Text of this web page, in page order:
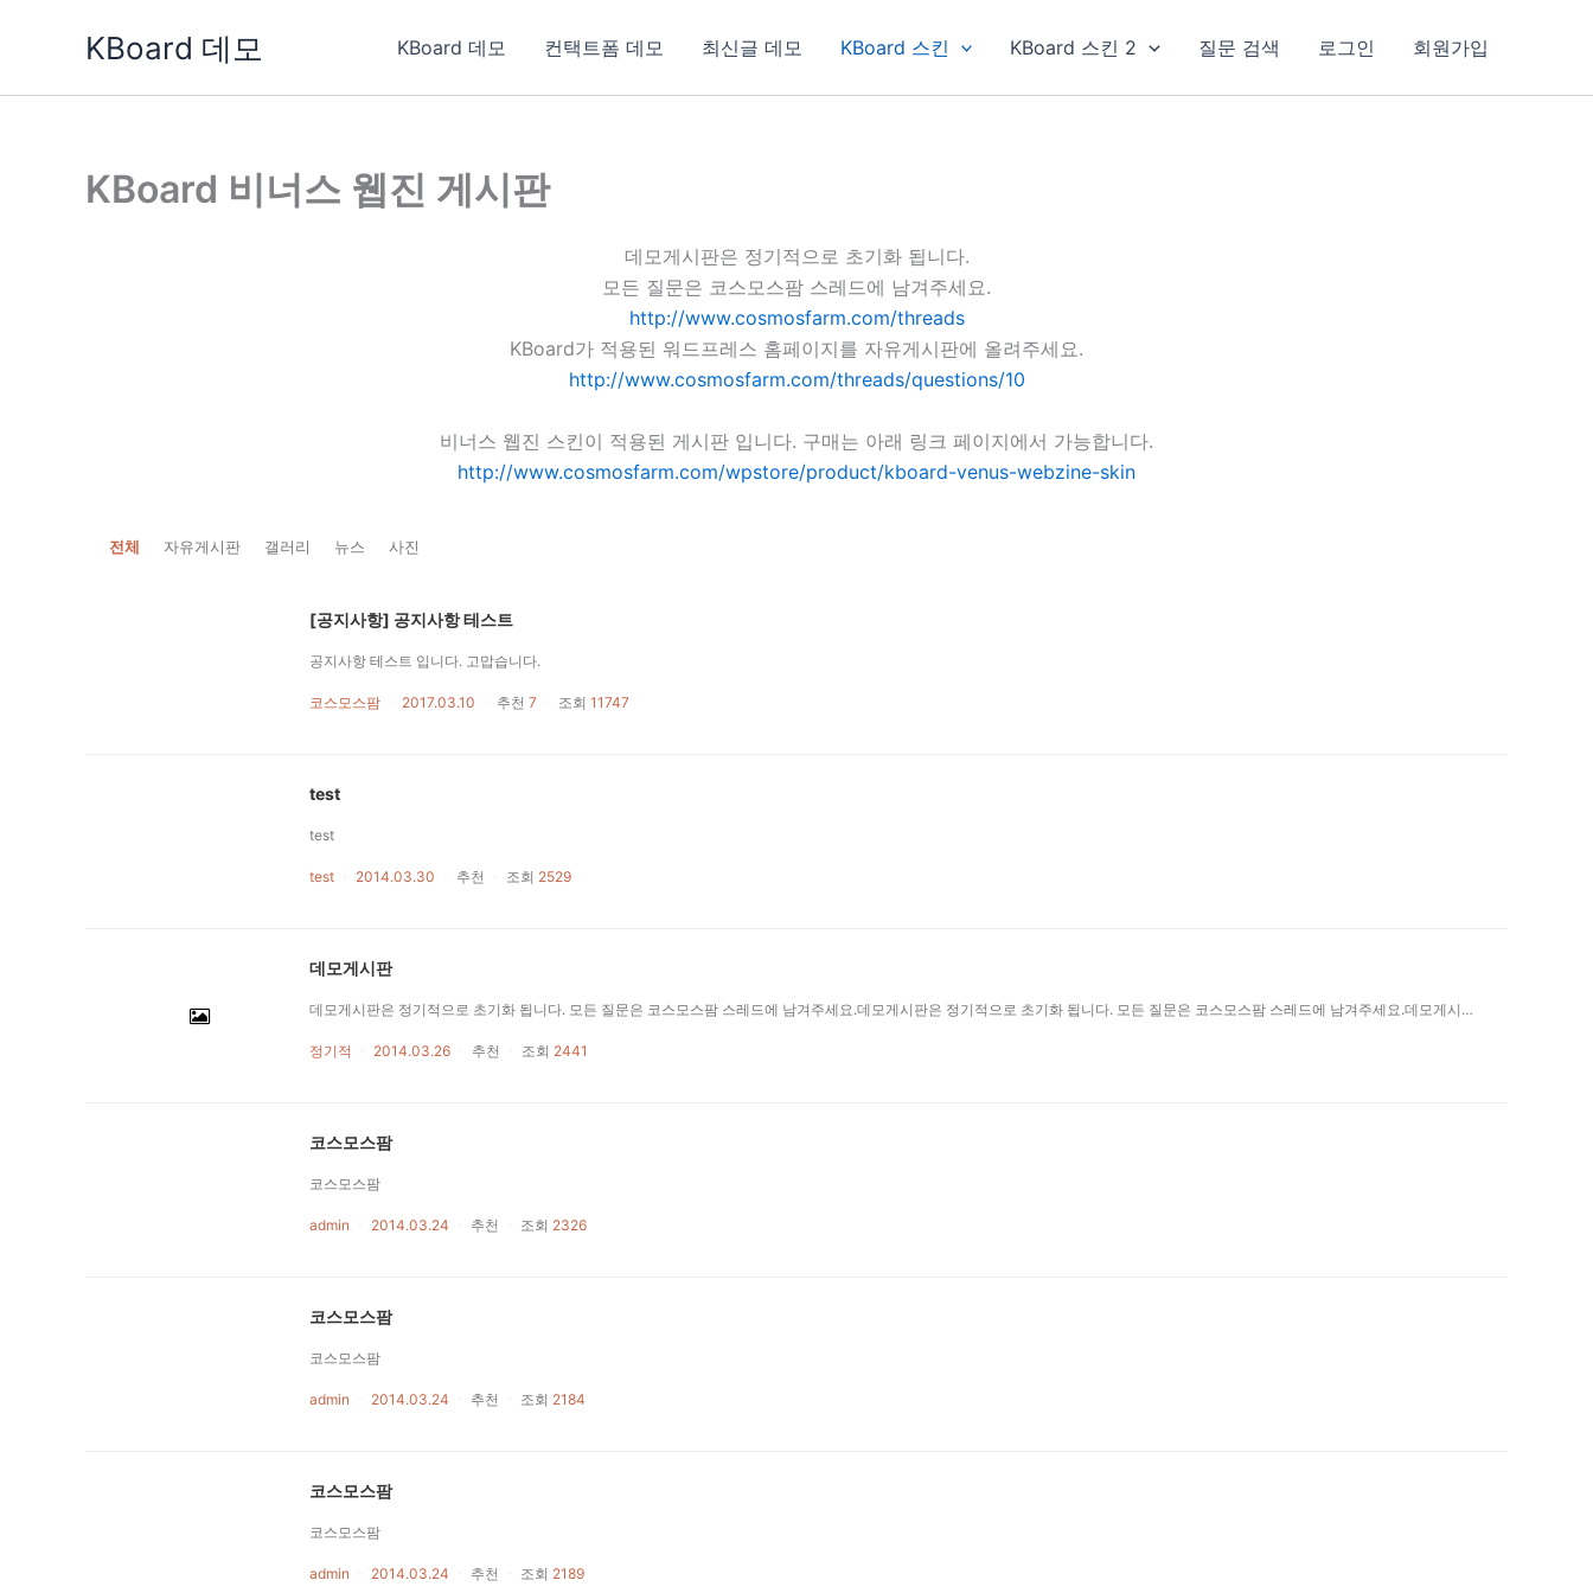
KBoard 데모 KBoard 데모 컨택트폼 데모 최신글 데모 KBoard 스킨 KBoard 스킨 2 질문 검색 로그인 회원가입
KBoard 비너스 웹진 게시판
데모게시판은 정기적으로 초기화 됩니다.
모든 질문은 코스모스팜 스레드에 남겨주세요.
http://www.cosmosfarm.com/threads
KBoard가 적용된 워드프레스 홈페이지를 자유게시판에 올려주세요.
http://www.cosmosfarm.com/threads/questions/10
비너스 웹진 스킨이 적용된 게시판 입니다. 구매는 아래 링크 페이지에서 가능합니다.
http://www.cosmosfarm.com/wpstore/product/kboard-venus-webzine-skin
전체 자유게시판 갤러리 뉴스 사진
[공지사항] 공지사항 테스트
공지사항 테스트 입니다. 고맙습니다.
코스모스팜 2017.03.10 추천 7 조회 11747
test
test
test 2014.03.30 추천 조회 2529
데모게시판
데모게시판은 정기적으로 초기화 됩니다. 모든 질문은 코스모스팜 스레드에 남겨주세요.데모게시판은 정기적으로 초기화 됩니다. 모든 질문은 코스모스팜 스레드에 남겨주세요.데모게시판은 정기적으로 초기화 됩니다. 모든 질문은 코스모스팜 스레드에 남겨주세요.데모게시판은 정기적으로 초기화 됩니다. 모든 질문은 코스모스팜 스레드에 남겨주세요.데모게시판은 정기적으로 초기화 됩니다. 모든 질문은 코스모스팜 스레드에 남겨주세요.데모게시판은 정기적으로 초기화 됩니다. 모든 질문은 코스모스팜 스레드에 남겨주세요.데모게시판은 정기적으로 초기화 됩니다. 모든 질문은 코스모스팜 스레드에 남겨주세요.
정기적 2014.03.26 추천 조회 2441
코스모스팜
코스모스팜
admin 2014.03.24 추천 조회 2326
코스모스팜
코스모스팜
admin 2014.03.24 추천 조회 2184
코스모스팜
코스모스팜
admin 2014.03.24 추천 조회 2189